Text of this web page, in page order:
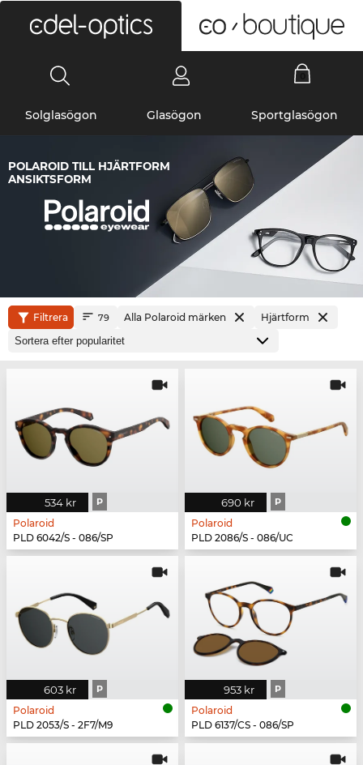
Solglasögon Glasögon Sportglasögon
POLAROID TILL HJÄRTFORM
ANSIKTSFORM
Filtrera 79 Alla Polaroid märken Hjärtform
534 kr P
Polaroid
PLD 6042/S - 086/SP
690 kr P
Polaroid
PLD 2086/S - 086/UC
603 kr P
Polaroid
PLD 2053/S - 2F7/M9
953 kr P
Polaroid
PLD 6137/CS - 086/SP